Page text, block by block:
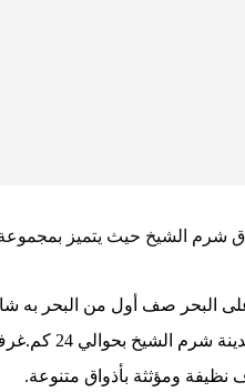
شرم الشيخ حيث يتميز بمجموعة
البحر صف أول من البحر به
يبعد عن
ومؤثثة بأذواق متنوعة.